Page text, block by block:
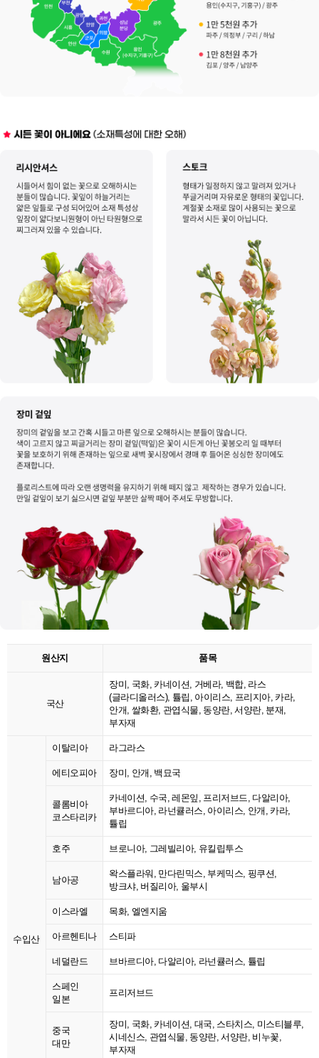
원산지 품목
국산
장미, 국화, 카네이션, 거베라, 백합, 라스
(글라디올러스), 튤립, 아이리스, 프리지아, 카라,
안개, 쌀화환, 관엽식물, 동양란, 서양란, 분재,
부자재
수입산
이탈리아 라그라스
에티오피아 장미, 안개, 백묘국
콜롬비아
코스타리카
카네이션, 수국, 레몬잎, 프리저브드, 다알리아,
부바르디아, 라넌큘러스, 아이리스, 안개, 카라,
튤립
호주 브로니아, 그레빌리아, 유킬립투스
남아공
왁스플라워, 만다린믹스, 부케믹스, 핑쿠션,
방크샤, 버질리아, 울부시
이스라엘 목화, 엘엔지움
아르헨티나 스티파
네덜란드 브바르디아, 다알리아, 라넌큘러스, 튤립
스페인
일본
프리저브드
중국
대만
장미, 국화, 카네이션, 대국, 스타치스, 미스티블루,
시네신스, 관엽식물, 동양란, 서양란, 비누꽃,
부자재